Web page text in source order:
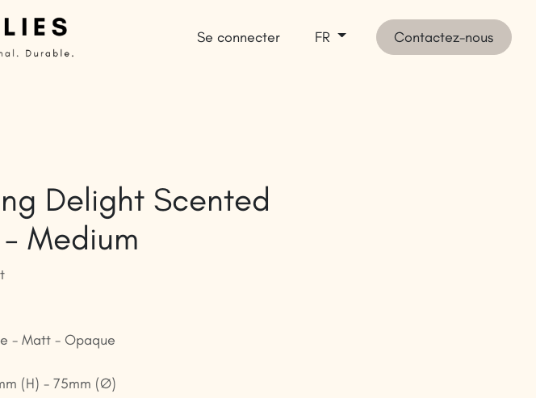
Se connecter FR Contactez-nous
Delight Scented
Medium
- Matt - Opaque
(H) - 75mm (Ø)